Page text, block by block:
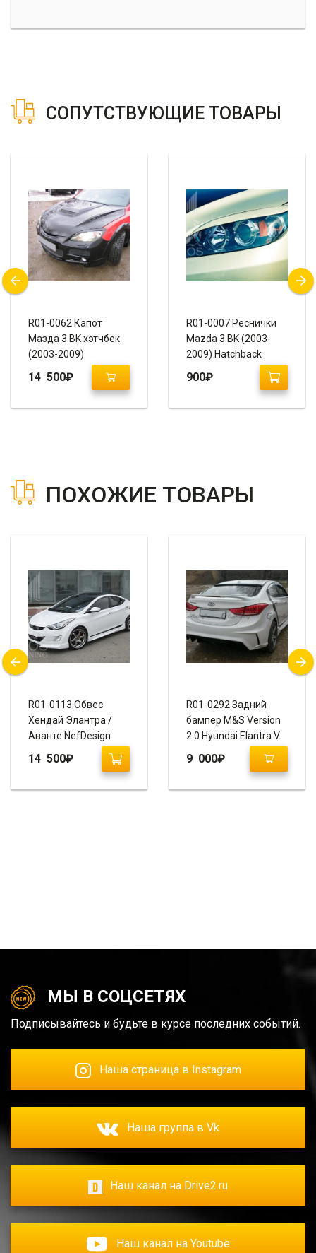
СОПУТСТВУЮЩИЕ ТОВАРЫ
R01-0062 Капот
Мазда 3 BK хэтчбек
(2003-2009)
14 500₽
R01-0007 Реснички
Mazda 3 BK (2003-
2009) Hatchback
900₽
ПОХОЖИЕ ТОВАРЫ
R01-0113 Обвес
Хендай Элантра /
Аванте NefDesign
14 500₽
R01-0292 Задний
бампер M&S Version
2.0 Hyundai Elantra V
9 000₽
МЫ В СОЦСЕТЯХ
Подписывайтесь и будьте в курсе последних событий.
Наша страница в Instagram
Наша группа в Vk
Наш канал на Drive2.ru
Наш канал на Youtube